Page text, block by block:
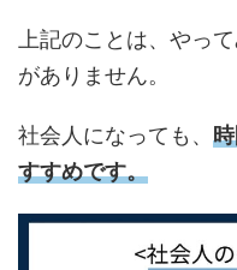
上記のことは、やっ
がありません。
社会人になっても、
すすめです。